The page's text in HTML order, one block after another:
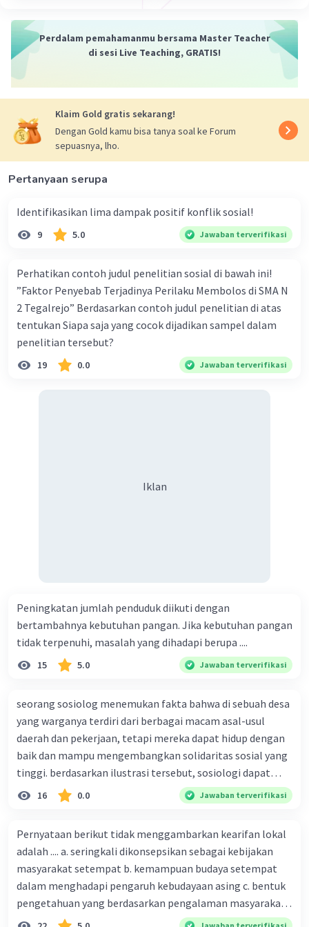
perlahan dan bertahap, atau bisa juga terjadi secara
cepat dan mendadak.
3. Akulturasi bisa berdampak positif, seperti
dan terjadinya konflik sosial.
Kesimpulan:
Jadi, akulturasi dalam sosiologi adalah proses
perpaduan antara dua kebudayaan atau lebih yang
berbeda. Proses ini biasanya terjadi ketika suatu
dengan masyarakat atau kelompok masyarakat lainnya.
Semoga penjelasan ini membantu kamu 🙂
Perdalam pemahamanmu bersama Master Teacher
di sesi Live Teaching, GRATIS!
Klaim Gold gratis sekarang!
Dengan Gold kamu bisa tanya soal ke Forum
sepuasnya, lho.
Pertanyaan serupa
Identifikasikan lima dampak positif konflik sosial!
9 5.0 Jawaban terverifikasi
Perhatikan contoh judul penelitian sosial di bawah ini!
”Faktor Penyebab Terjadinya Perilaku Membolos di SMA N
2 Tegalrejo” Berdasarkan contoh judul penelitian di atas
tentukan Siapa saja yang cocok dijadikan sampel dalam
penelitian tersebut?
19 0.0 Jawaban terverifikasi
Iklan
Peningkatan jumlah penduduk diikuti dengan
bertambahnya kebutuhan pangan. Jika kebutuhan pangan
tidak terpenuhi, masalah yang dihadapi berupa ....
15 5.0 Jawaban terverifikasi
seorang sosiolog menemukan fakta bahwa di sebuah desa
yang warganya terdiri dari berbagai macam asal-usul
daerah dan pekerjaan, tetapi mereka dapat hidup dengan
baik dan mampu mengembangkan solidaritas sosial yang
tinggi. berdasarkan ilustrasi tersebut, sosiologi dapat
berfungsi sebagai ilmu yang ....
16 0.0 Jawaban terverifikasi
Pernyataan berikut tidak menggambarkan kearifan lokal
adalah .... a. seringkali dikonsepsikan sebagai kebijakan
masyarakat setempat b. kemampuan budaya setempat
dalam menghadapi pengaruh kebudayaan asing c. bentuk
pengetahuan yang berdasarkan pengalaman masyarakat
turun temurun antargenerasi d. Kebijakan manusia yang